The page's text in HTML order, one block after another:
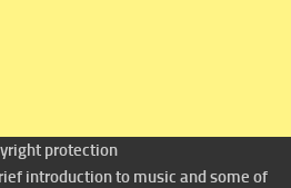
protection
introduction to music and some of